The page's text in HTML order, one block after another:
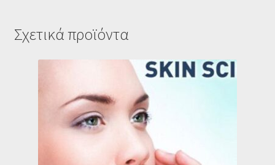
Σχετικά προϊόντα